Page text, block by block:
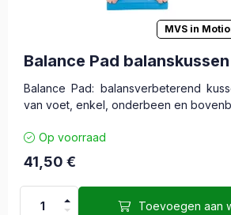
MVS in
Balance Pad
Balance Pad: balansverbeterend
van voet, enkel, onderbeen en
Op voorraad
41,50 €
Toevoegen aan